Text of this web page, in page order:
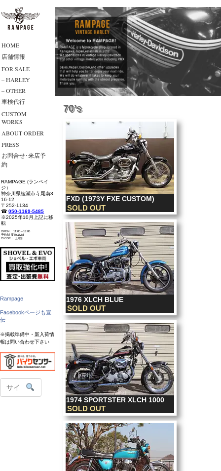
HOME
店舗情報
FOR SALE
– HARLEY
– OTHER
車検代行
CUSTOM
WORKS
ABOUT ORDER
PRESS
お問合せ･来店予
約
RAMPAGE (ランペイ
ジ）
神奈川県綾瀬市寺尾南3-
16-12
〒252-1134
☎050-1169-5485
※2025年10月上記に移
転
OPEN： 11:00～18:00
予約制 要Tel&Mail
CLOSE： 土曜日
Rampage
Facebookページも宣
伝
※掲載準備中・新入荷情
報は問い合わせ下さい
70’s
FXD (1973Y FXE CUSTOM)
SOLD OUT
1976 XLCH BLUE
SOLD OUT
1974 SPORTSTER XLCH 1000
SOLD OUT